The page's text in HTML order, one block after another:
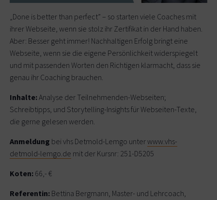
„Done is better than perfect” – so starten viele Coaches mit
ihrer Webseite, wenn sie stolz ihr Zertifikat in der Hand haben.
Aber: Besser geht immer! Nachhaltigen Erfolg bringt eine
Webseite, wenn sie die eigene Persönlichkeit widerspiegelt
und mit passenden Worten den Richtigen klarmacht, dass sie
genau ihr Coaching brauchen.
Inhalte:Analyse der Teilnehmenden-Webseiten;
Schreibtipps, und Storytelling-Insights für Webseiten-Texte,
die gerne gelesen werden.
Anmeldung bei vhs Detmold-Lemgo unterwww.vhs-
detmold-lemgo.de mit der Kursnr: 251-D5205
Koten: 66,- €
Referentin: Bettina Bergmann, Master- und Lehrcoach,